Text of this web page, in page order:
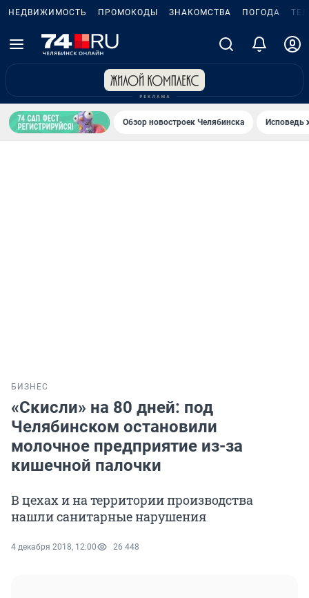
НЕДВИЖИМОСТЬ ПРОМОКОДЫ ЗНАКОМСТВА ПОГОДА
Обзор новостроек Челябинска Исповедь
БИЗНЕС
«Скисли» на 80 дней: под
Челябинском остановили
молочное предприятие из-за
кишечной палочки
В цехах и на территории производства
нашли санитарные нарушения
4 декабря 2018, 12:00 26 448